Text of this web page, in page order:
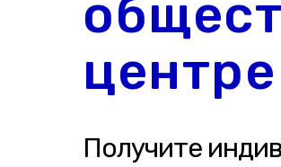
центре
Получите